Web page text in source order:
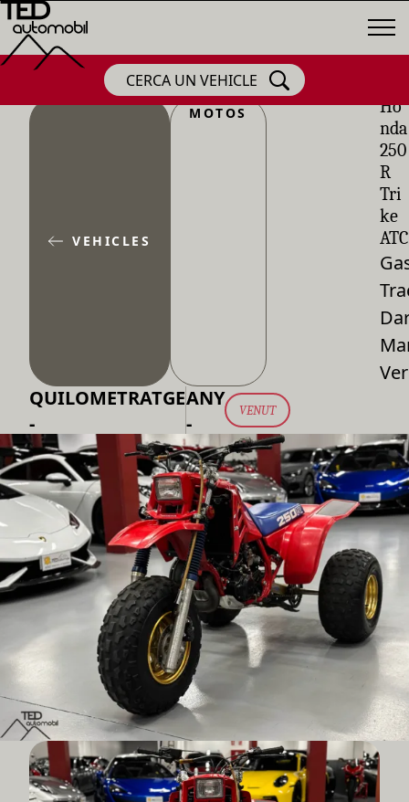
CERCA UN VEHICLE
VEHICLES
MOTOS
Ho
nda
250
R
Tri
ke
ATC
QUILOMETRATGE
-
ANY
-
VENUT